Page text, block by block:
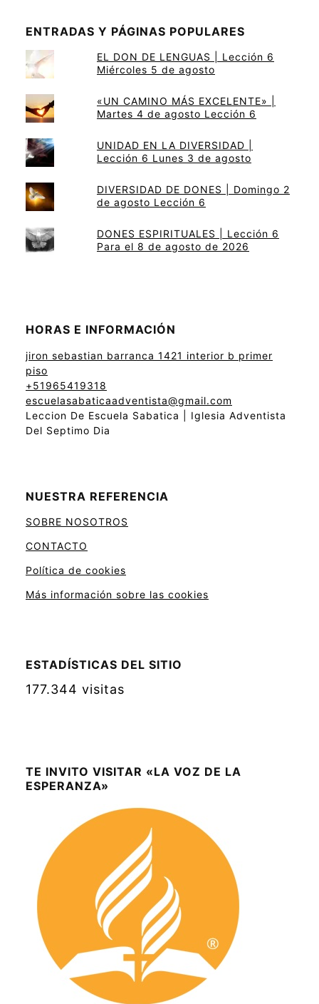
ENTRADAS Y PÁGINAS POPULARES
EL DON DE LENGUAS | Lección 6
Miércoles 5 de agosto
«UN CAMINO MÁS EXCELENTE» |
Martes 4 de agosto Lección 6
UNIDAD EN LA DIVERSIDAD |
Lección 6 Lunes 3 de agosto
DIVERSIDAD DE DONES | Domingo 2
de agosto Lección 6
DONES ESPIRITUALES | Lección 6
Para el 8 de agosto de 2026
HORAS E INFORMACIÓN
jiron sebastian barranca 1421 interior b primer
piso
+51965419318
escuelasabaticaadventista@gmail.com
Leccion De Escuela Sabatica | Iglesia Adventista
Del Septimo Dia
NUESTRA REFERENCIA
SOBRE NOSOTROS
CONTACTO
Política de cookies
Más información sobre las cookies
ESTADÍSTICAS DEL SITIO
177.344 visitas
TE INVITO VISITAR «LA VOZ DE LA
ESPERANZA»